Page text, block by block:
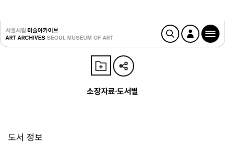
소장자료·도서별
도서 정보